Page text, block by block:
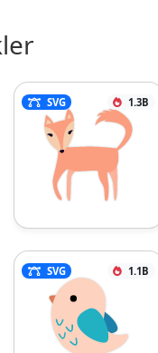
SVG 1.3B
SVG 1.1B